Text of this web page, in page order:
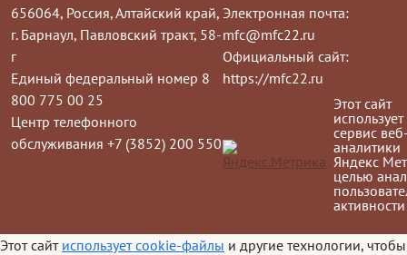
656064, Россия, Алтайский край,
г. Барнаул, Павловский тракт, 58-
г
Единый федеральный номер 8
800 775 00 25
Центр телефонного
обслуживания +7 (3852) 200 550
Электронная почта:
mfc@mfc22.ru
Официальный сайт:
https://mfc22.ru
Этот сайт
использует
сервис
аналитики
Яндекс
целью
активности
Этот сайт использует cookie-файлы и другие технологии, чтобы